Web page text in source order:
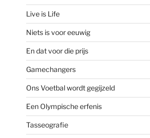
Live is Life
Niets is voor eeuwig
En dat voor die prijs
Gamechangers
Ons Voetbal wordt gegijzeld
Een Olympische erfenis
Tasseografie